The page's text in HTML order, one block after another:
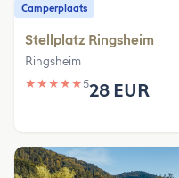
Camperplaats
Stellplatz Ringsheim
Ringsheim
★ ★ ★ ★ ★528 EUR